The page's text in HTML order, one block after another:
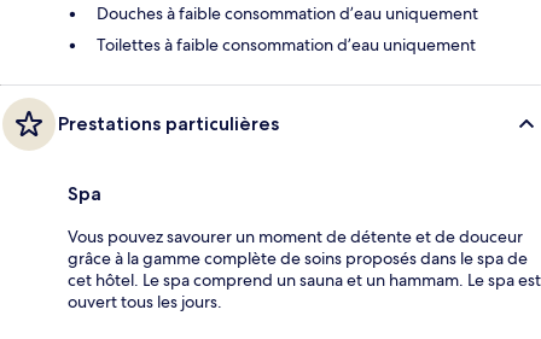
Douches à faible consommation d’eau uniquement
Toilettes à faible consommation d’eau uniquement
Prestations particulières
Spa
Vous pouvez savourer un moment de détente et de douceur
grâce à la gamme complète de soins proposés dans le spa de
cet hôtel. Le spa comprend un sauna et un hammam. Le spa est
ouvert tous les jours.